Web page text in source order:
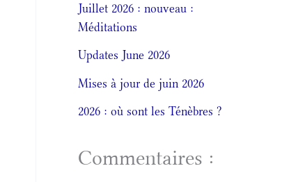
Juillet 2026 : nouveau :
Méditations
Updates June 2026
Mises à jour de juin 2026
2026 : où sont les Ténèbres ?
Commentaires :